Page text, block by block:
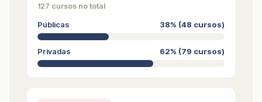
127 cursos no total
Públicas 38% (48 cursos)
Privadas 62% (79 cursos)